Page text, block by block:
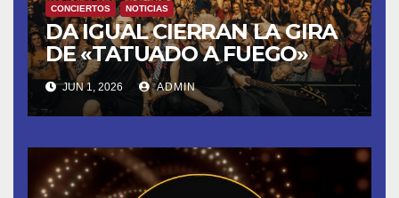
CONCIERTOS NOTICIAS
DA IGUAL CIERRAN LA GIRA
DE «TATUADO A FUEGO»
CON UN LLENO EN LA SALA
DEL MOVISTAR ARENA DE
MADRID
JUN 1, 2026 ADMIN